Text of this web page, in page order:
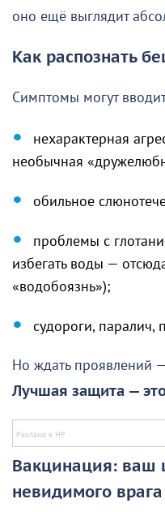
оно ещё выглядит
Как распознать
Симптомы могут
нехарактерная
необычная
обильное
проблемы с
избегать воды —
«водобоязнь»);
судороги, паралич,
Но ждать проявлений
Лучшая защита —
Вакцинация: ваш
невидимого врага